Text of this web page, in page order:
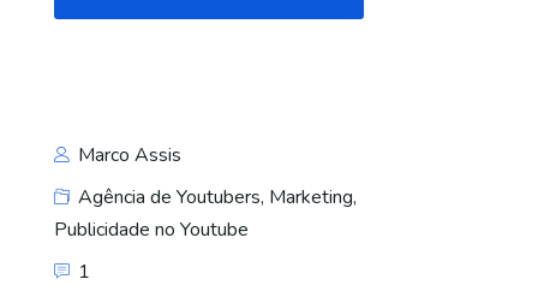
Marco Assis
Agência de Youtubers, Marketing,
Publicidade no Youtube
1